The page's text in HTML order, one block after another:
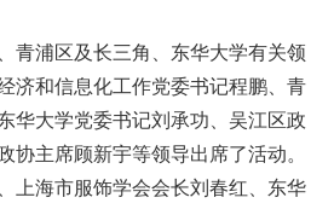
青浦区及长三角、东华大学有关领
济和信息化工作党委书记程鹏、青
华大学党委书记刘承功、吴江区政
协主席顾新宇等领导出席了活动。
上海市服饰学会会长刘春红、东华